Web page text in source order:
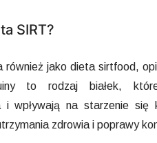
SIRT?
również jako dieta sirtfood,
to rodzaj białek,
i wpływają na starzenie
zdrowia i poprawy